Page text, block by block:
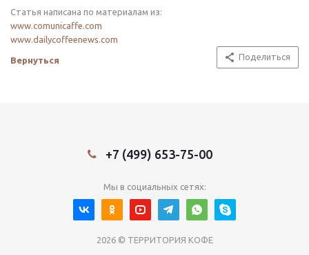
Статья написана по материалам из:
www.comunicaffe.com
www.dailycoffeenews.com
Вернуться Поделиться
+7 (499) 653-75-00
Мы в социальных сетях:
2026 © ТЕРРИТОРИЯ КОФЕ